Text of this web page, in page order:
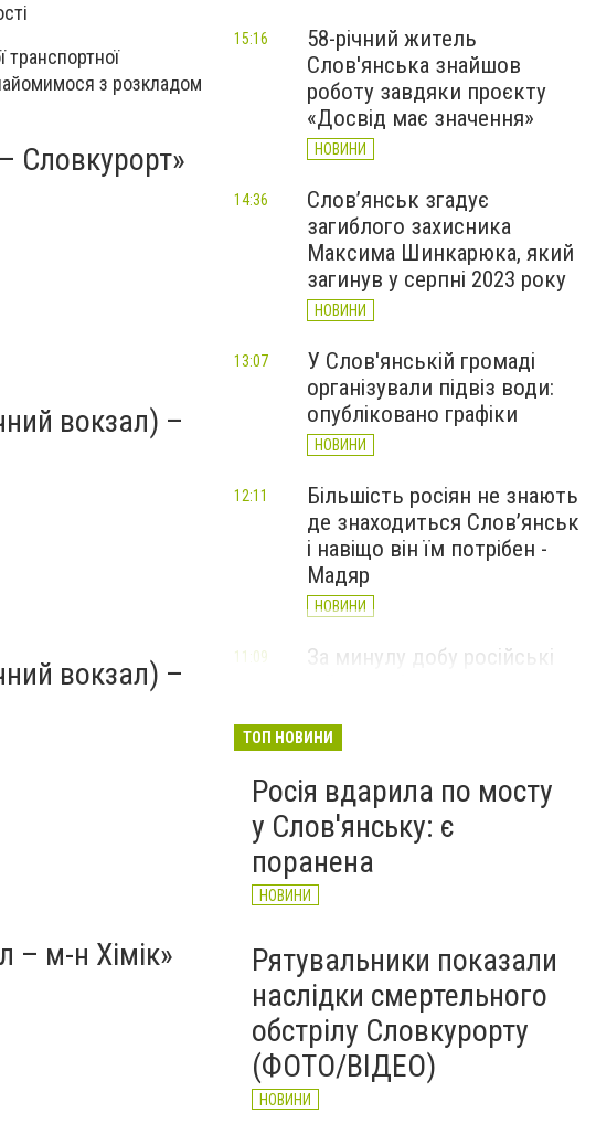
з розкладом
Словкурорт»
вокзал) –
вокзал) –
– м-н Хімік»
58-річний житель
Слов'янська знайшов
роботу завдяки проєкту
«Досвід має значення»
НОВИНИ
15:16
Слов’янськ згадує
загиблого захисника
Максима Шинкарюка, який
загинув у серпні 2023 року
НОВИНИ
14:36
У Слов'янській громаді
організували підвіз води:
опубліковано графіки
НОВИНИ
13:07
Більшість росіян не знають
де знаходиться Слов’янськ
і навіщо він їм потрібен -
Мадяр
НОВИНИ
12:11
За минулу добу російські
великої війни: 6 серпня
11:09
ТОП НОВИНИ
Росія вдарила по мосту
у Слов'янську: є
поранена
НОВИНИ
Рятувальники показали
наслідки смертельного
обстрілу Словкурорту
(ФОТО/ВІДЕО)
НОВИНИ